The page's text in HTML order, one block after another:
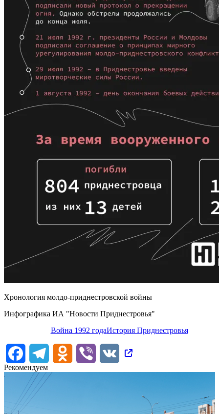
Хронология молдо-приднестровской войны
Инфографика ИА "Новости Приднестровья"
Война 1992 годаИстория Приднестровья
FacebookTelegram Odnoklassniki
Viber
VK
Рекомендуем